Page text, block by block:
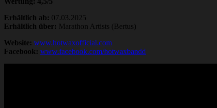
Erhältlich ab: 07.03.2025
Erhältlich über: Marathon Artists (Bertus)
Website: www.hotwaxofficial.com
Facebook: www.facebook.com/hotwaxbandd